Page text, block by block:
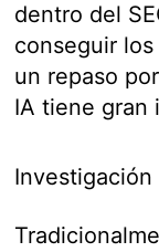
dentro del
conseguir
un repaso
IA tiene gran
Investigación